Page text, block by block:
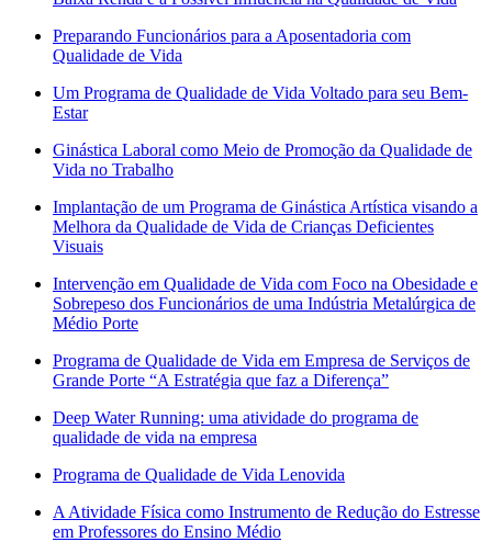
Preparando Funcionários para a Aposentadoria com
Qualidade de Vida
Um Programa de Qualidade de Vida Voltado para seu Bem-
Estar
Ginástica Laboral como Meio de Promoção da Qualidade de
Vida no Trabalho
Implantação de um Programa de Ginástica Artística visando a
Melhora da Qualidade de Vida de Crianças Deficientes
Visuais
Intervenção em Qualidade de Vida com Foco na Obesidade e
Sobrepeso dos Funcionários de uma Indústria Metalúrgica de
Médio Porte
Programa de Qualidade de Vida em Empresa de Serviços de
Grande Porte “A Estratégia que faz a Diferença”
Deep Water Running: uma atividade do programa de
qualidade de vida na empresa
Programa de Qualidade de Vida Lenovida
​A Atividade Física como Instrumento de Redução do Estresse
em Professores do Ensino Médio